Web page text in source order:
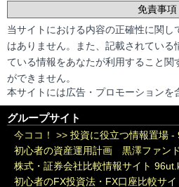
免責事項
当サイトにおける内容の正確性に関
はありません。また、記載されてい
ている情報をあなたが利用すること関
ができません。
本サイトには広告・プロモーションを
グループサイト
今ココ！ >> 投資に役立つ情報置場 -
初心者の資産運用計画 黒澤ファンド
株式・証券会社比較情報サイト
初心者のFX投資法・FX口座比較サ